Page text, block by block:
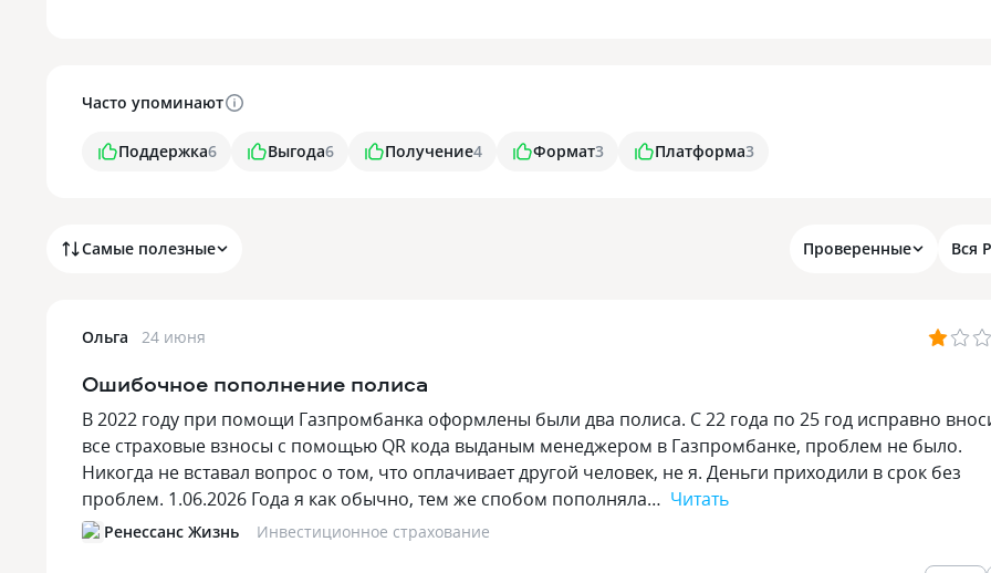
Часто упоминают
Поддержка6 Выгода6 Получение4 Формат3 Платформа3
Самые полезные Проверенные Вся
Ольга 24 июня
Ошибочное пополнение полиса
В 2022 году при помощи Газпромбанка оформлены были два полиса. С 22 года по 25 год исправно
все страховые взносы с помощью QR кода выданым менеджером в Газпромбанке, проблем не было.
Никогда не вставал вопрос о том, что оплачивает другой человек, не я. Деньги приходили в срок без
проблем. 1.06.2026 Года я как обычно, тем же спобом пополняла… Читать
Ренессанс Жизнь Инвестиционное страхование